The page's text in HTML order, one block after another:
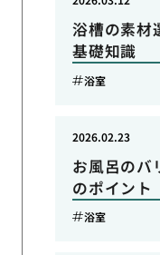
浴槽の素材
基礎知識
浴室
お風呂のバ
のポイント
2026.02.23
浴室